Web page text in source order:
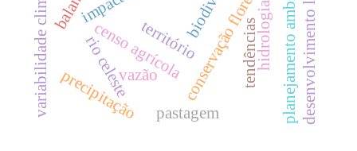
conservação florestal
censo agrícola
rio celeste tendências
precipitaçãovazão
hidrologiaplanejamento ambiental
variabilidade climática território desenvolvimento local
pastagem